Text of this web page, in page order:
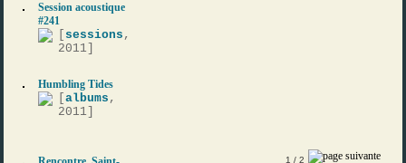
Session acoustique
#241
sessions ,
2011]
Humbling Tides
[albums ,
2011]
1 / 2